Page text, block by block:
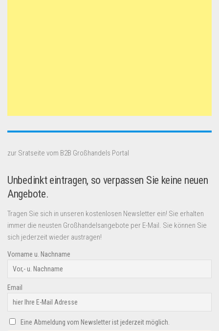
zur Sratseite vom B2B Großhandels Portal
Unbedinkt eintragen, so verpassen Sie keine neuen
Angebote.
Tragen Sie sich in unseren kostenlosen Newsletter ein! Sie erhalten
immer die neusten Großhandelsangebote per E-Mail. Sie können Sie
sich jederzeit wieder austragen!
Vorname u. Nachname
Email
Eine Abmeldung vom Newsletter ist jederzeit möglich.